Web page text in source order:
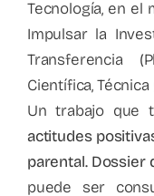
Tecnología, en el
Impulsar la
Transferencia
Científica,
Un trabajo
actitudes
parental. Dossier
puede ser